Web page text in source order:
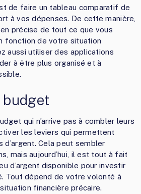
de faire un tableau comparatif de
à vos dépenses. De cette manière,
précise de tout ce que vous
fonction de votre situation
aussi utiliser des applications
à être plus organisé et à
qui n’arrive pas à combler leurs
les leviers qui permettent
d’argent. Cela peut sembler
mais aujourd’hui, il est tout à fait
d’argent disponible pour investir
Tout dépend de votre volonté à
financière précaire.